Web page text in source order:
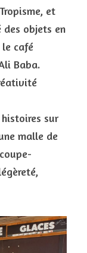
et
des objets en
café
Baba.
sur
malle de